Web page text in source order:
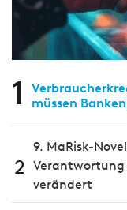
1
müssen
2
9. MaRisk-
Verantwortung
verändert